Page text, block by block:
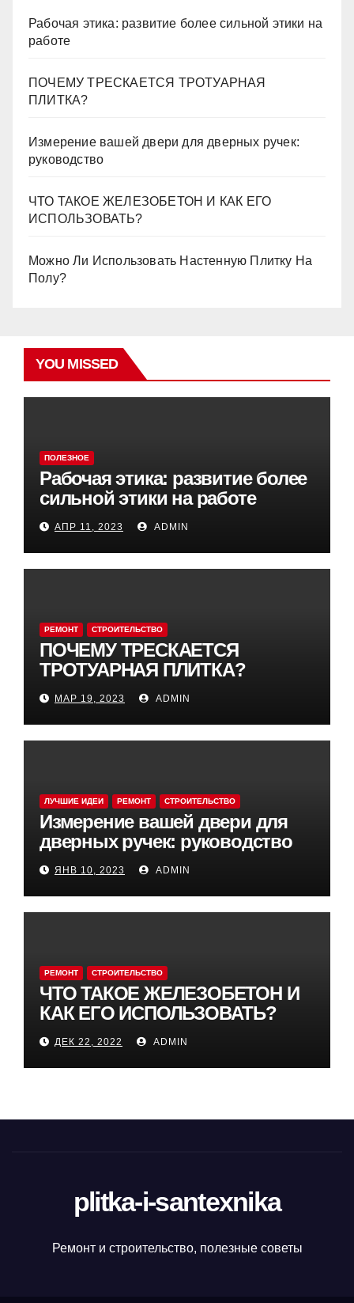
Рабочая этика: развитие более сильной этики на
работе
ПОЧЕМУ ТРЕСКАЕТСЯ ТРОТУАРНАЯ
ПЛИТКА?
Измерение вашей двери для дверных ручек:
руководство
ЧТО ТАКОЕ ЖЕЛЕЗОБЕТОН И КАК ЕГО
ИСПОЛЬЗОВАТЬ?
Можно Ли Использовать Настенную Плитку На
Полу?
YOU MISSED
ПОЛЕЗНОЕ
Рабочая этика: развитие более
сильной этики на работе
АПР 11, 2023 ADMIN
РЕМОНТ СТРОИТЕЛЬСТВО
ПОЧЕМУ ТРЕСКАЕТСЯ
ТРОТУАРНАЯ ПЛИТКА?
МАР 19, 2023 ADMIN
ЛУЧШИЕ ИДЕИ РЕМОНТ СТРОИТЕЛЬСТВО
Измерение вашей двери для
дверных ручек: руководство
ЯНВ 10, 2023 ADMIN
РЕМОНТ СТРОИТЕЛЬСТВО
ЧТО ТАКОЕ ЖЕЛЕЗОБЕТОН И
КАК ЕГО ИСПОЛЬЗОВАТЬ?
ДЕК 22, 2022 ADMIN
plitka-i-santexnika
Ремонт и строительство, полезные советы